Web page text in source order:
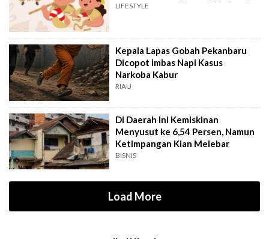
LIFESTYLE
Kepala Lapas Gobah Pekanbaru
Dicopot Imbas Napi Kasus
Narkoba Kabur
RIAU
Di Daerah Ini Kemiskinan
Menyusut ke 6,54 Persen, Namun
Ketimpangan Kian Melebar
BISNIS
Load More